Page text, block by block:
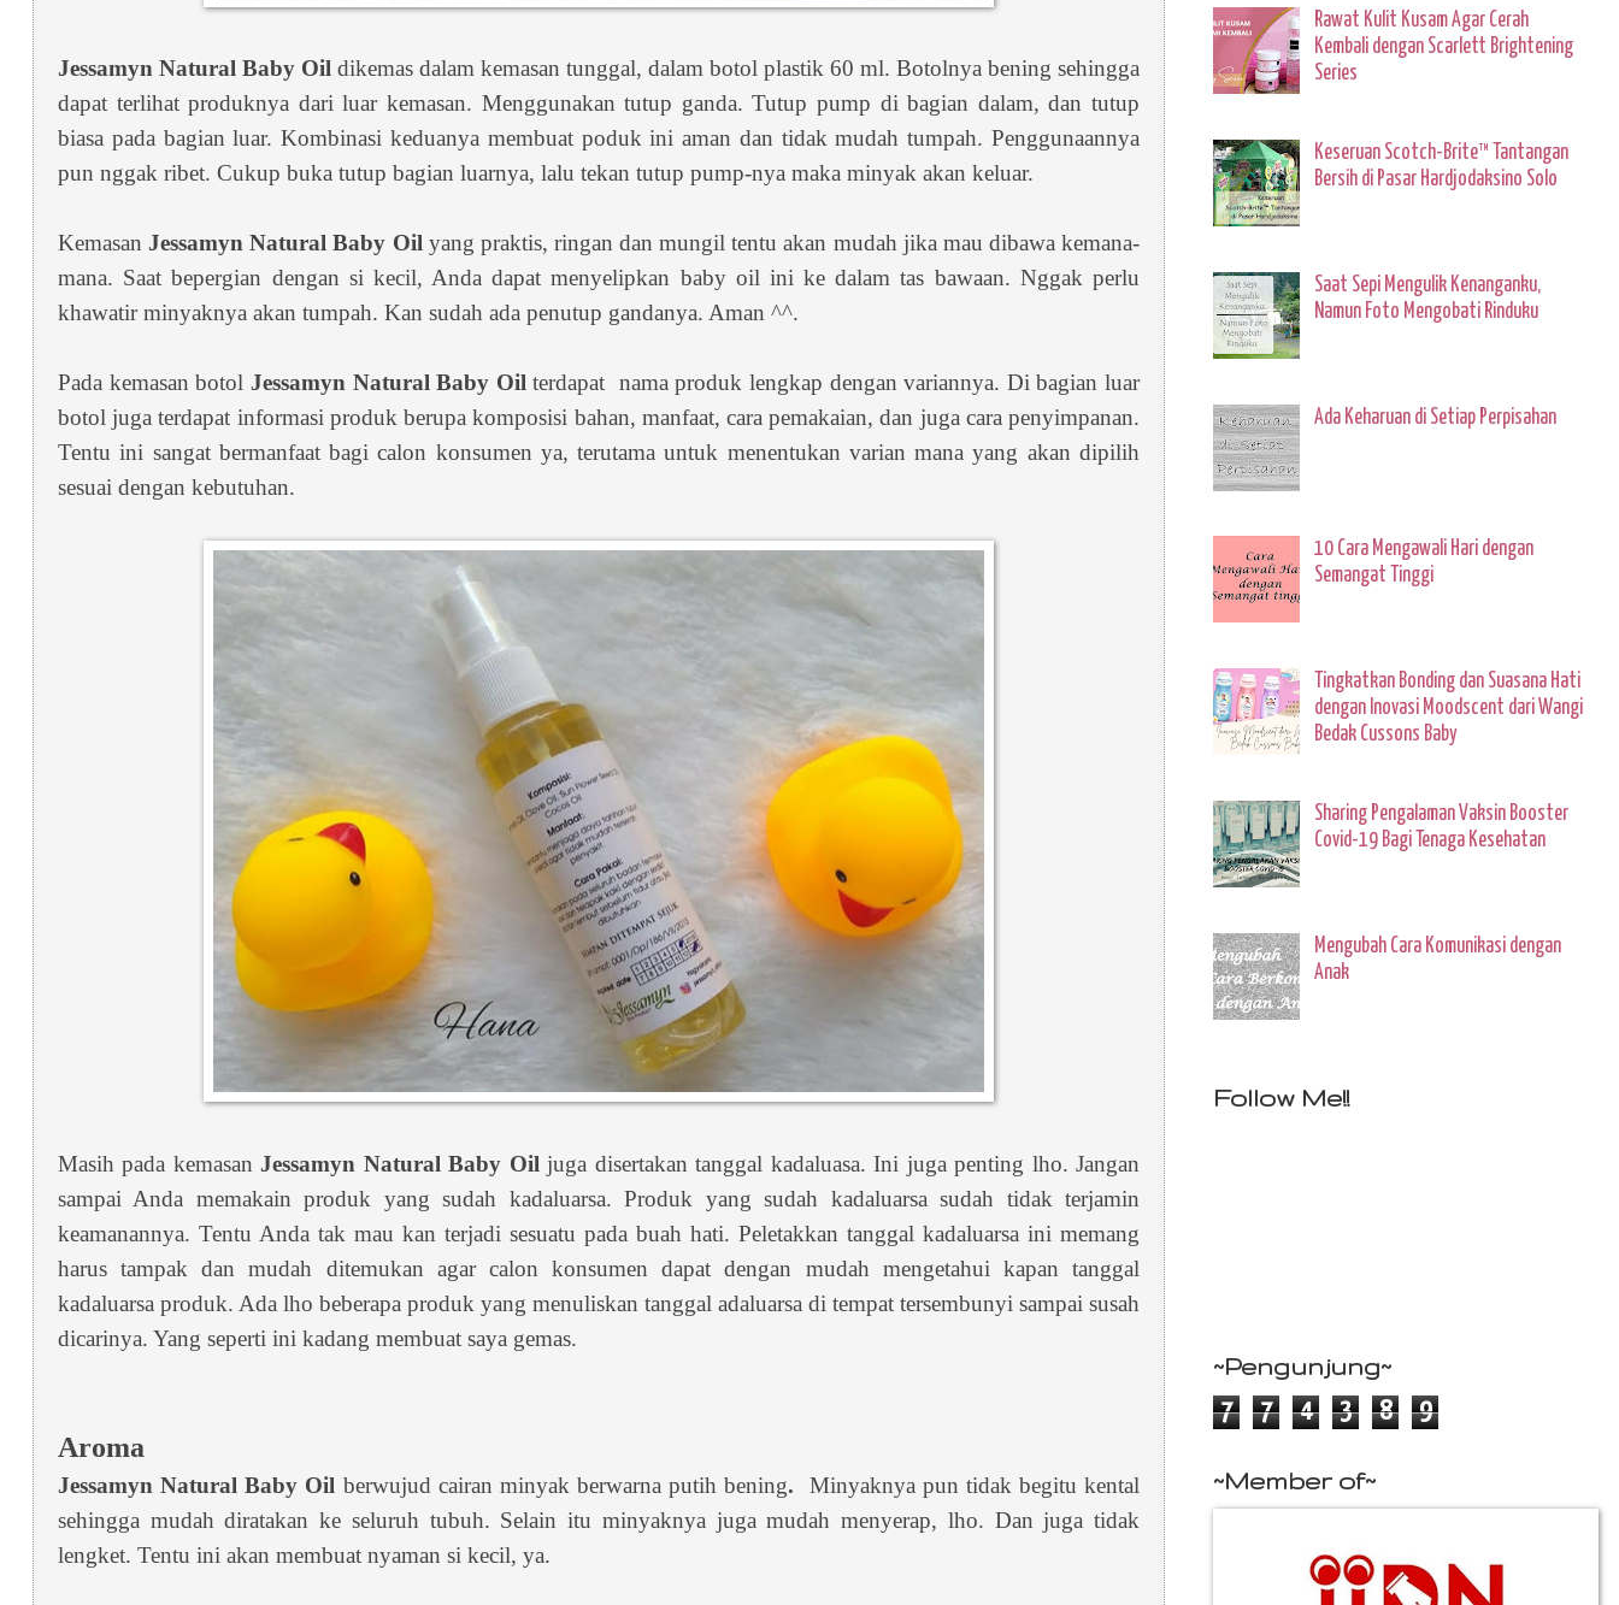
Jessamyn Natural Baby Oil dikemas dalam kemasan tunggal, dalam botol plastik 60 ml. Botolnya bening sehingga
dapat terlihat produknya dari luar kemasan. Menggunakan tutup ganda. Tutup pump di bagian dalam, dan tutup
biasa pada bagian luar. Kombinasi keduanya membuat poduk ini aman dan tidak mudah tumpah. Penggunaannya
pun nggak ribet. Cukup buka tutup bagian luarnya, lalu tekan tutup pump-nya maka minyak akan keluar.
KemasanJessamyn Natural Baby Oilyang praktis, ringan dan mungil tentu akan mudah jika mau dibawa kemana-
mana. Saat bepergian dengan si kecil, Anda dapat menyelipkan baby oil ini ke dalam tas bawaan. Nggak perlu
khawatir minyaknya akan tumpah. Kan sudah ada penutup gandanya. Aman ^^.
Pada kemasan botol Jessamyn Natural Baby Oilterdapat nama produk lengkap dengan variannya. Di bagian luar
botol juga terdapat informasi produk berupa komposisi bahan, manfaat, cara pemakaian, dan juga cara penyimpanan.
Tentu ini sangat bermanfaat bagi calon konsumen ya, terutama untuk menentukan varian mana yang akan dipilih
sesuai dengan kebutuhan.
Masih pada kemasan Jessamyn Natural Baby Oiljuga disertakan tanggal kadaluasa. Ini juga penting lho. Jangan
sampai Anda memakain produk yang sudah kadaluarsa. Produk yang sudah kadaluarsa sudah tidak terjamin
keamanannya. Tentu Anda tak mau kan terjadi sesuatu pada buah hati. Peletakkan tanggal kadaluarsa ini memang
harus tampak dan mudah ditemukan agar calon konsumen dapat dengan mudah mengetahui kapan tanggal
kadaluarsa produk. Ada lho beberapa produk yang menuliskan tanggal adaluarsa di tempat tersembunyi sampai susah
dicarinya. Yang seperti ini kadang membuat saya gemas.
Aroma
Jessamyn Natural Baby Oil berwujud cairan minyak berwarna putih bening. Minyaknya pun tidak begitu kental
sehingga mudah diratakan ke seluruh tubuh. Selain itu minyaknya juga mudah menyerap, lho. Dan juga tidak
lengket. Tentu ini akan membuat nyaman si kecil, ya.
Rawat Kulit Kusam Agar Cerah
Kembali dengan Scarlett Brightening
Series
Keseruan Scotch-Brite™ Tantangan
Bersih di Pasar Hardjodaksino Solo
Saat Sepi Mengulik Kenanganku,
Namun Foto Mengobati Rinduku
Ada Keharuan di Setiap Perpisahan
10 Cara Mengawali Hari dengan
Semangat Tinggi
Tingkatkan Bonding dan Suasana Hati
dengan Inovasi Moodscent dari Wangi
Bedak Cussons Baby
Sharing Pengalaman Vaksin Booster
Covid-19 Bagi Tenaga Kesehatan
Mengubah Cara Komunikasi dengan
Anak
Follow Me!!
~Pengunjung~
7
7 4 3 8 9
~Member of~